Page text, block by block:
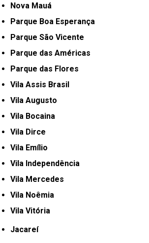
Nova Mauá
Parque Boa Esperança
Parque São Vicente
Parque das Américas
Parque das Flores
Vila Assis Brasil
Vila Augusto
Vila Bocaina
Vila Dirce
Vila Emílio
Vila Independência
Vila Mercedes
Vila Noêmia
Vila Vitória
Jacareí